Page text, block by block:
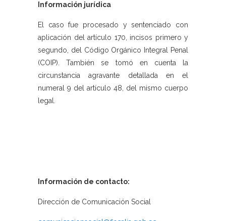
Información jurídica
El caso fue procesado y sentenciado con
aplicación del artículo 170, incisos primero y
segundo, del Código Orgánico Integral Penal
(COIP). También se tomó en cuenta la
circunstancia agravante detallada en el
numeral 9 del artículo 48, del mismo cuerpo
legal.
Información de contacto:
Dirección de Comunicación Social